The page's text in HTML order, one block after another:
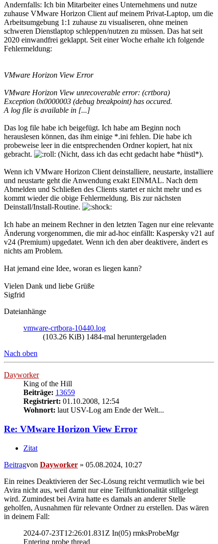
Andernfalls: Ich bin Mitarbeiter eines Unternehmens und nutze
zuhause VMware Horizon Client auf meinem Privat-Laptop, um die
Arbeitsumgebung 1:1 zuhause zu visualiseren, ohne meinen
schweren Dienstlaptop schleppen/nutzen zu müssen. Das hat seit
2020 einwandfrei geklappt. Seit einer Woche erhalte ich folgende
Fehlermeldung:
VMware Horizon View Error
VMware Horizon View unrecoverable error: (crtbora)
Exception 0x0000003 (debug breakpoint) has occured.
A log file is available in [...]
Das log file habe ich beigefügt. Ich habe am Beginn noch
herauslesen können, das ihm einige *.ini fehlen. Die habe ich
probeweise leer in die entsprechenden Ordner kopiert, hat nix
gebracht.
(Nicht, dass ich das echt gedacht habe *hüstl*).
Wenn ich VMware Horizon Client deinstalliere, neustarte, installiere
und neustarte geht die Anwendung exakt EINMAL. Nach dem
Abmelden und Schließen des Clients startet er nicht mehr und es
kommt wieder die obige Fehlermeldung. Bis zur nächsten
Deinstall/Install-Routine.
Ich habe an meinem Rechner in den letzten Tagen nur eine relevante
Änderung vorgenommen, die mir ad-hoc einfällt: Kaspersky v21 auf
v24 (Premium) upgedatet. Wenn ich den aber deaktivere, ändert es
nichts am Problem.
Hat jemand eine Idee, woran es liegen kann?
Vielen Dank und liebe Grüße
Sigfrid
Dateianhänge
vmware-crtbora-10440.log
(103.26 KiB) 1484-mal heruntergeladen
Nach oben
Dayworker
King of the Hill
Beiträge: 13659
Registriert: 01.10.2008, 12:54
Wohnort: laut USV-Log am Ende der Welt...
Re: VMware Horizon View Error
Zitat
Beitragvon Dayworker » 05.08.2024, 10:27
Ein reines Deaktivieren der Sec-Lösung reicht vermutlich wie bei
Avira nicht aus, weil damit nur eine Teilfunktionalität stillgelegt
wird. Zumindest bei Avira hatte es damals an anderer Stelle
geholfen, Ausnahmen für relevante Ordner zu erstellen. Das wären
in deinem Fall:
2024-07-23T12:26:01.831Z In(05) rmksProbeMgr
Entering probe thread